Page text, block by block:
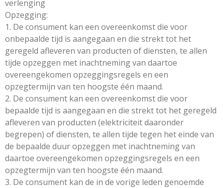
verlenging
Opzegging:
1. De consument kan een overeenkomst die voor
onbepaalde tijd is aangegaan en die strekt tot het
geregeld afleveren van producten of diensten, te allen
tijde opzeggen met inachtneming van daartoe
overeengekomen opzeggingsregels en een
opzegtermijn van ten hoogste één maand.
2. De consument kan een overeenkomst die voor
bepaalde tijd is aangegaan en die strekt tot het geregeld
afleveren van producten (elektriciteit daaronder
begrepen) of diensten, te allen tijde tegen het einde van
de bepaalde duur opzeggen met inachtneming van
daartoe overeengekomen opzeggingsregels en een
opzegtermijn van ten hoogste één maand.
3. De consument kan de in de vorige leden genoemde